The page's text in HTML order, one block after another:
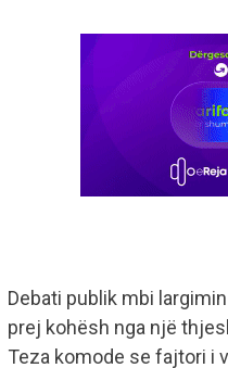
​Debati publik mbi
prej kohësh nga një
Teza komode se fajtori i